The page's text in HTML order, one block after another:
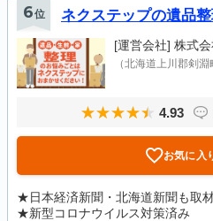
6位 ネクステップの遺品
[運営会社] 株式
（北海道上川郡剣淵
4.93
お気に入
★日本経済新聞・北海道新聞も取
★新型コロナウイルス対策済み